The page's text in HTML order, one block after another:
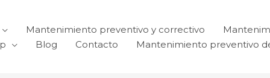
Mantenimiento preventivo y correctivo
Blog Contacto Mantenimiento preventivo